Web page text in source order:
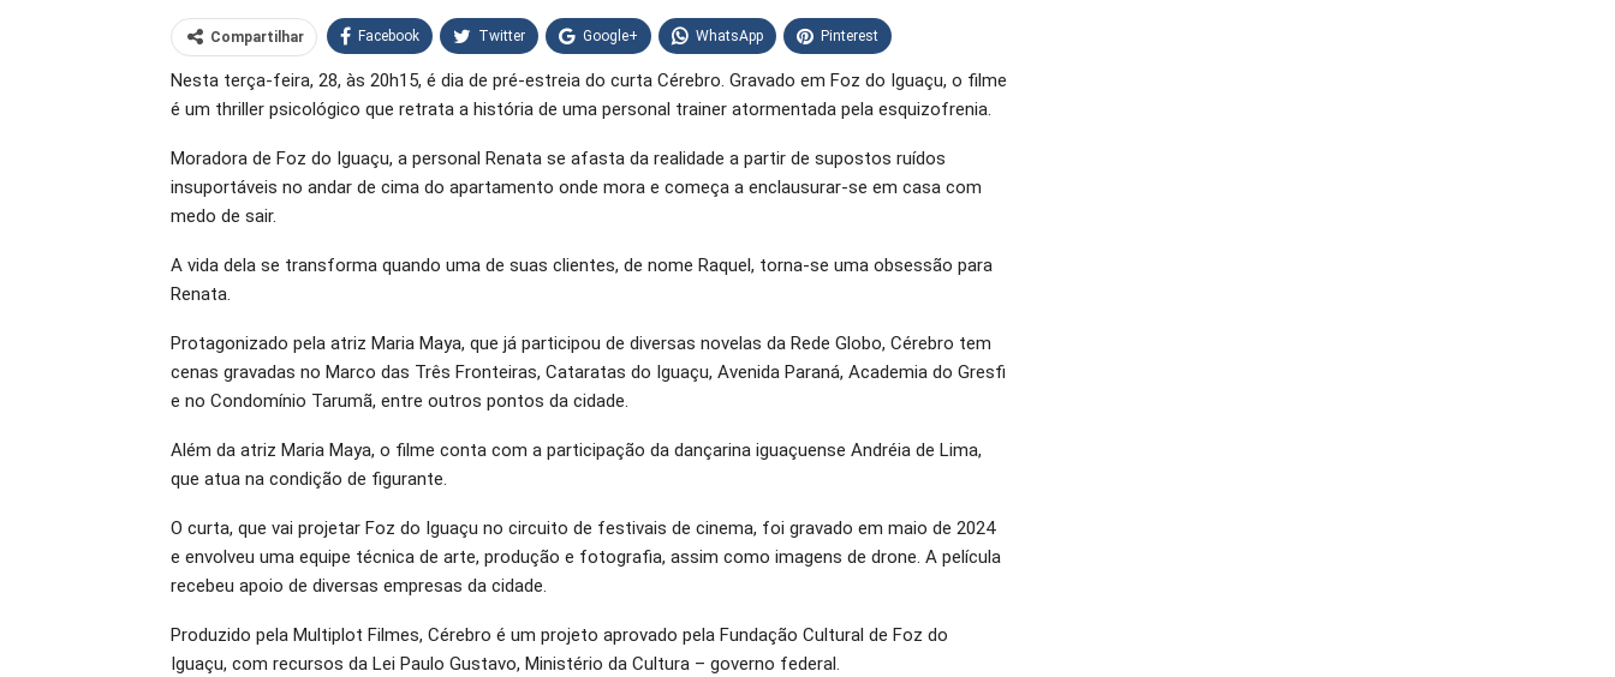
Compartilhar Facebook Twitter Google+ WhatsApp Pinterest
O email
Nesta terça-feira, 28, às 20h15, é dia de pré-estreia do curta Cérebro. Gravado em Foz do Iguaçu, o filme
é um thriller psicológico que retrata a história de uma personal trainer atormentada pela esquizofrenia.
Moradora de Foz do Iguaçu, a personal Renata se afasta da realidade a partir de supostos ruídos
insuportáveis no andar de cima do apartamento onde mora e começa a enclausurar-se em casa com
medo de sair.
A vida dela se transforma quando uma de suas clientes, de nome Raquel, torna-se uma obsessão para
Renata.
Protagonizado pela atriz Maria Maya, que já participou de diversas novelas da Rede Globo, Cérebro tem
cenas gravadas no Marco das Três Fronteiras, Cataratas do Iguaçu, Avenida Paraná, Academia do Gresfi
e no Condomínio Tarumã, entre outros pontos da cidade.
Além da atriz Maria Maya, o filme conta com a participação da dançarina iguaçuense Andréia de Lima,
que atua na condição de figurante.
O curta, que vai projetar Foz do Iguaçu no circuito de festivais de cinema, foi gravado em maio de 2024
e envolveu uma equipe técnica de arte, produção e fotografia, assim como imagens de drone. A película
recebeu apoio de diversas empresas da cidade.
Produzido pela Multiplot Filmes, Cérebro é um projeto aprovado pela Fundação Cultural de Foz do
Iguaçu, com recursos da Lei Paulo Gustavo, Ministério da Cultura – governo federal.